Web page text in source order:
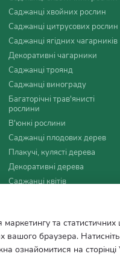
у теплицях. Його
підходом їх
ділянки з добре
яму ґрунтом і
є обов'язковим.
росту і розвитку.
Саджанці хвойних рослин
Саджанці цитрусових рослин
Саджанці ягідних чагарників
Декоративні чагарники
Саджанці троянд
Саджанці винограду
Багаторічні трав'янисті
рослини
В'юнкі рослини
Саджанці плодових дерев
Плакучі, кулясті дерева
Декоративні дерева
Саджанці квітів
Все для мульчування
та
браузера.
ознайомитися на сторінці